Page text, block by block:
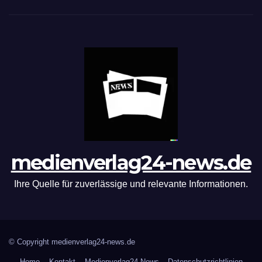
medienverlag24-news.de
Ihre Quelle für zuverlässige und relevante Informationen.
© Copyright medienverlag24-news.de